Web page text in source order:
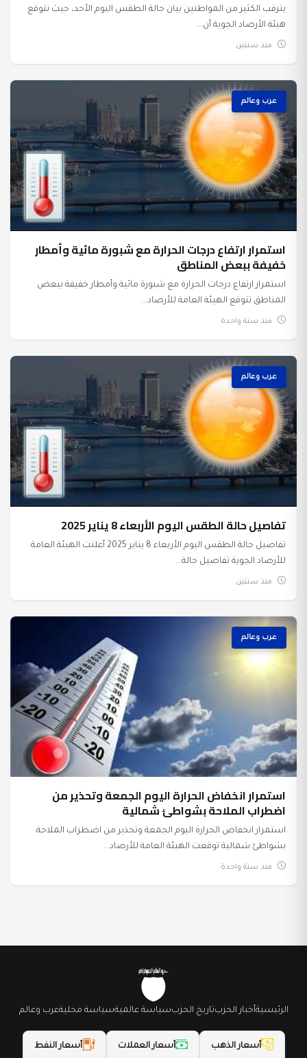
يترقب الكثير من المواطنين بيان حالة الطقس اليوم الأحد، حيث تتوقع
هيئة الأرصاد الجوية أن...
منذ سنتين
عرب وعالم
استمرار ارتفاع درجات الحرارة مع شبورة مائية وأمطار
خفيفة ببعض المناطق
استمرار ارتفاع درجات الحرارة مع شبورة مائية وأمطار خفيفة ببعض
المناطق تتوقع الهيئة العامة للأرصاد...
منذ سنة واحدة
عرب وعالم
تفاصيل حالة الطقس اليوم الأربعاء 8 يناير 2025
تفاصيل حالة الطقس اليوم الأربعاء 8 يناير 2025 أعلنت الهيئة العامة
للأرصاد الجوية تفاصيل حالة...
منذ سنتين
عرب وعالم
استمرار انخفاض الحرارة اليوم الجمعة وتحذير من
اضطراب الملاحة بشواطئ شمالية
استمرار انخفاض الحرارة اليوم الجمعة وتحذير من اضطراب الملاحة
بشواطئ شمالية توقعت الهيئة العامة للأرصاد...
منذ سنة واحدة
الرئيسيةأخبار الحزبتاريخ الحزبسياسة عالميةسياسة محليةعرب وعالم
أسعار الذهب أسعار العملات أسعار النفط